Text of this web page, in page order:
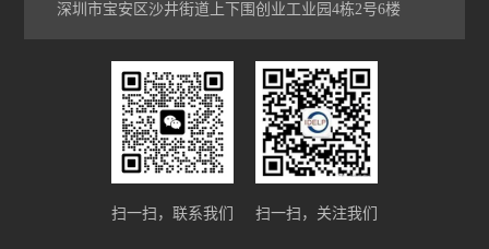
深圳市宝安区沙井街道上下围创业工业园4栋2号6楼
扫一扫，联系我们 扫一扫，关注我们